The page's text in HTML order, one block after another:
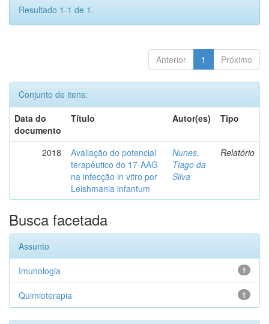
Resultado 1-1 de 1.
Anterior 1 Próximo
Conjunto de itens:
Data do
documento
Título Autor(es) Tipo
2018
Avaliação do potencial
terapêutico do 17-AAG
na infecção in vitro por
Leishmania infantum
Nunes,
Tiago da
Silva
Relatório
Busca facetada
Assunto
1
Imunologia
1
Quimioterapia